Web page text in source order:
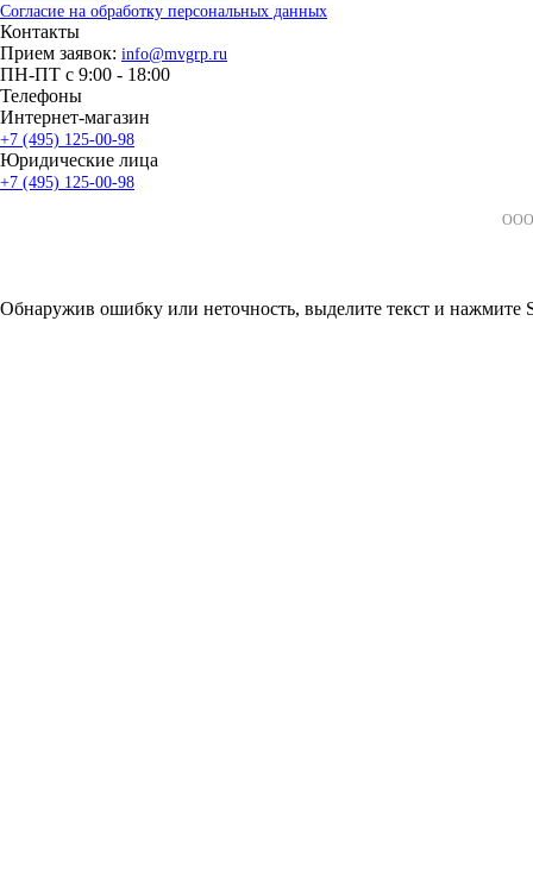
Согласие на обработку персональных данных
Контакты
Прием заявок: info@mvgrp.ru
ПН-ПТ с 9:00 - 18:00
Телефоны
Интернет-магазин
+7 (495) 125-00-98
Юридические лица
+7 (495) 125-00-98
ООО
Обнаружив ошибку или неточность, выделите текст и нажмите